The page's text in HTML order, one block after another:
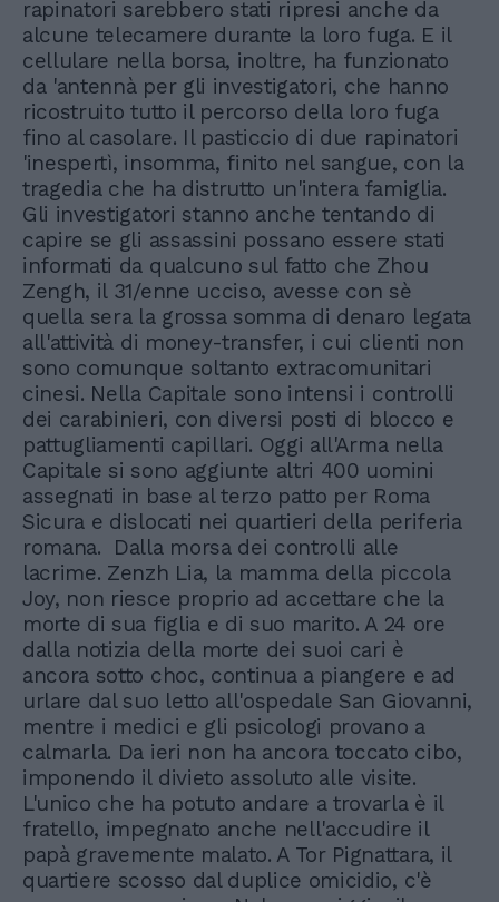
rapinatori sarebbero stati ripresi anche da
alcune telecamere durante la loro fuga. E il
cellulare nella borsa, inoltre, ha funzionato
da 'antennà per gli investigatori, che hanno
ricostruito tutto il percorso della loro fuga
fino al casolare. Il pasticcio di due rapinatori
'inespertì, insomma, finito nel sangue, con la
tragedia che ha distrutto un'intera famiglia.
Gli investigatori stanno anche tentando di
capire se gli assassini possano essere stati
informati da qualcuno sul fatto che Zhou
Zengh, il 31/enne ucciso, avesse con sè
quella sera la grossa somma di denaro legata
all'attività di money-transfer, i cui clienti non
sono comunque soltanto extracomunitari
cinesi. Nella Capitale sono intensi i controlli
dei carabinieri, con diversi posti di blocco e
pattugliamenti capillari. Oggi all'Arma nella
Capitale si sono aggiunte altri 400 uomini
assegnati in base al terzo patto per Roma
Sicura e dislocati nei quartieri della periferia
romana. Dalla morsa dei controlli alle
lacrime. Zenzh Lia, la mamma della piccola
Joy, non riesce proprio ad accettare che la
morte di sua figlia e di suo marito. A 24 ore
dalla notizia della morte dei suoi cari è
ancora sotto choc, continua a piangere e ad
urlare dal suo letto all'ospedale San Giovanni,
mentre i medici e gli psicologi provano a
calmarla. Da ieri non ha ancora toccato cibo,
imponendo il divieto assoluto alle visite.
L'unico che ha potuto andare a trovarla è il
fratello, impegnato anche nell'accudire il
papà gravemente malato. A Tor Pignattara, il
quartiere scosso dal duplice omicidio, c'è